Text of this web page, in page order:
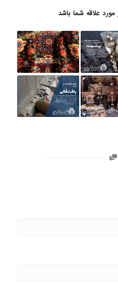
مورد علاقه شما باشد